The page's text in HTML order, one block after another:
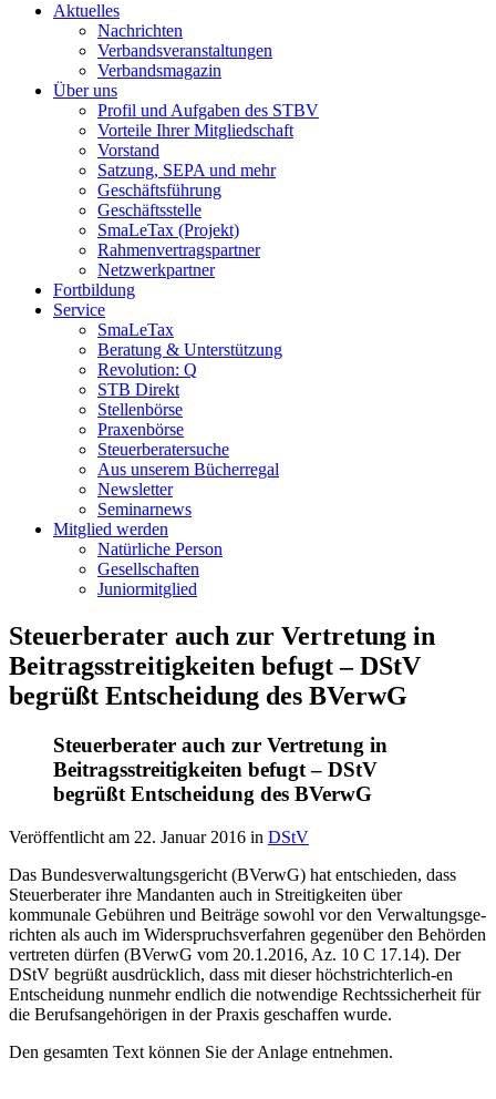
Aktuelles
Nachrichten
Verbandsveranstaltungen
Verbandsmagazin
Über uns
Profil und Aufgaben des STBV
Vorteile Ihrer Mitgliedschaft
Vorstand
Satzung, SEPA und mehr
Geschäftsführung
Geschäftsstelle
SmaLeTax (Projekt)
Rahmenvertragspartner
Netzwerkpartner
Fortbildung
Service
SmaLeTax
Beratung & Unterstützung
Revolution: Q
STB Direkt
Stellenbörse
Praxenbörse
Steuerberatersuche
Aus unserem Bücherregal
Newsletter
Seminarnews
Mitglied werden
Natürliche Person
Gesellschaften
Juniormitglied
Steuerberater auch zur Vertretung in
Beitragsstreitigkeiten befugt – DStV
begrüßt Entscheidung des BVerwG
Steuerberater auch zur Vertretung in
Beitragsstreitigkeiten befugt – DStV
begrüßt Entscheidung des BVerwG
Veröffentlicht am 22. Januar 2016 in DStV
Das Bundesverwaltungsgericht (BVerwG) hat entschieden, dass
Steuerberater ihre Mandanten auch in Streitigkeiten über
kommunale Gebühren und Beiträge sowohl vor den Verwaltungsge-
richten als auch im Widerspruchsverfahren gegenüber den Behörden
vertreten dürfen (BVerwG vom 20.1.2016, Az. 10 C 17.14). Der
DStV begrüßt ausdrücklich, dass mit dieser höchstrichterlich-en
Entscheidung nunmehr endlich die notwendige Rechtssicherheit für
die Berufsangehörigen in der Praxis geschaffen wurde.
Den gesamten Text können Sie der Anlage entnehmen.